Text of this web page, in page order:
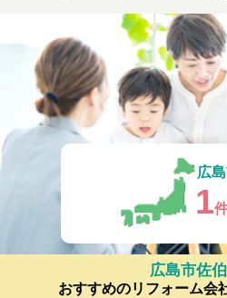
広
1
広島市佐
おすすめのリフォーム会